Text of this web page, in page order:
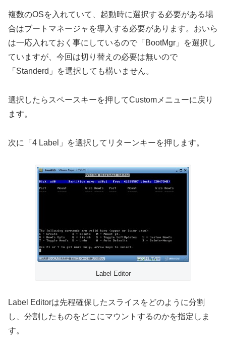
複数のOSを入れていて、起動時に選択する必要がある場
合はブートマネージャを導入する必要があります。おいら
は一応入れておく事にしているので「BootMgr」を選択し
ていますが、今回は切り替えの必要は無いので
「Standerd」を選択しても構いません。
選択したらスペースキーを押してCustomメニューに戻り
ます。
次に「4 Label」を選択してリターンキーを押します。
Label Editor
Label Editorは先程確保したスライスをどのように分割
し、分割したものをどこにマウントするのかを指定しま
す。